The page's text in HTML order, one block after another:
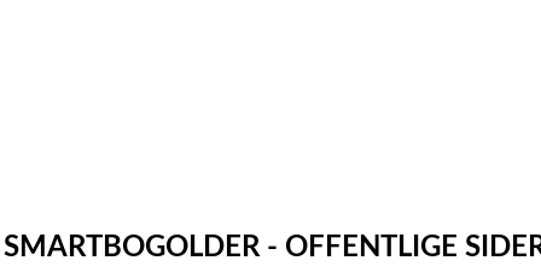
SMARTBOGOLDER - OFFENTLIGE